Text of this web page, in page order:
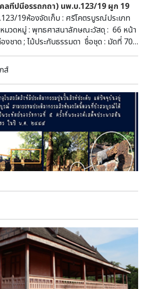
ทีปนีอรรถกถา) นพ.บ.123/19 ผูก 19
19ห้องจัดเก็บ : ศรีโคตรบูรณ์ประเภท
หมวดหมู่ : พุทธศาสนาลักษณะวัสดุ : 66 หน้า
งชาด ; ไม้ประกับธรรมดา ชื่อชุด : มัดที่ 70
หัวเรื่อง : มงฺคลตฺถทีปปี (มงคลทีปนี
สารโบราณ คัมภีร์ใบลาน พุทธ
สามารถสืบค้นได้ที่ห้องศรีโคตรบูรณ์
พระเกียรติ สมเด็จพระนางเจ้าสิริกิติ์
นครพนม
ส์